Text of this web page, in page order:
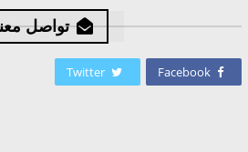
تواصل معنا
Facebook
Twitter